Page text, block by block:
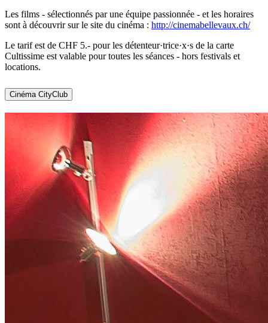
Les films - sélectionnés par une équipe passionnée - et les horaires
sont à découvrir sur le site du cinéma : http://cinemabellevaux.ch/
Le tarif est de CHF 5.- pour les détenteur·trice·x·s de la carte
Cultissime est valable pour toutes les séances - hors festivals et
locations.
Cinéma CityClub